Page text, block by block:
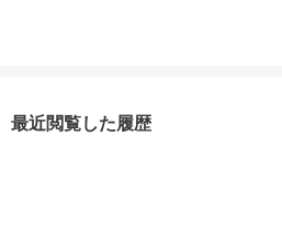
最近閲覧した履歴